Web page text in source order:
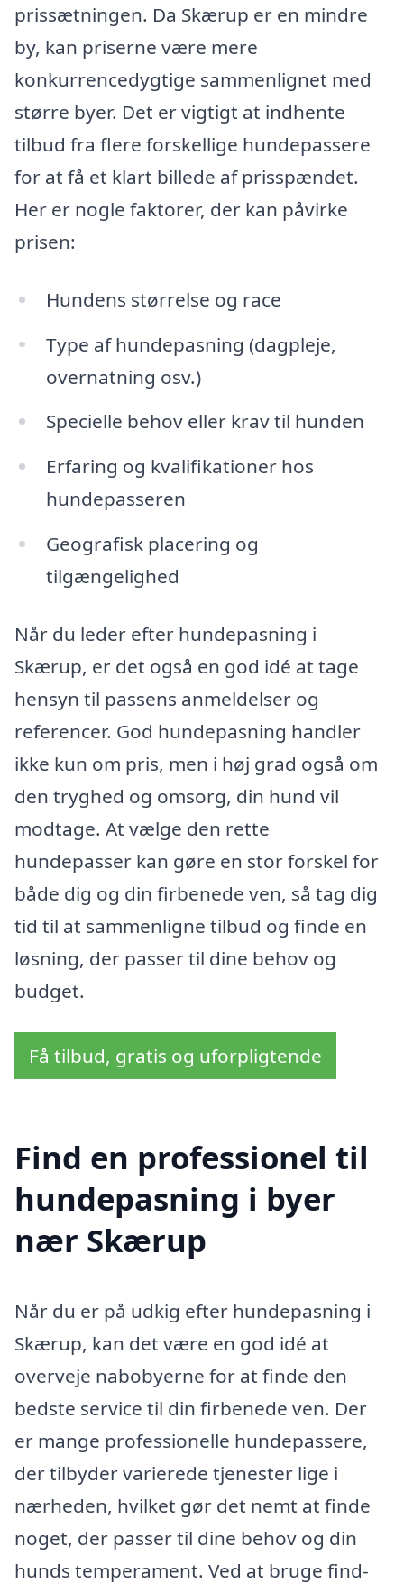
prissætningen. Da Skærup er en mindre
by, kan priserne være mere
konkurrencedygtige sammenlignet med
større byer. Det er vigtigt at indhente
tilbud fra flere forskellige hundepassere
for at få et klart billede af prisspændet.
Her er nogle faktorer, der kan påvirke
prisen:
Hundens størrelse og race
Type af hundepasning (dagpleje,
overnatning osv.)
Specielle behov eller krav til hunden
Erfaring og kvalifikationer hos
hundepasseren
Geografisk placering og
tilgængelighed
Når du leder efter hundepasning i
Skærup, er det også en god idé at tage
hensyn til passens anmeldelser og
referencer. God hundepasning handler
ikke kun om pris, men i høj grad også om
den tryghed og omsorg, din hund vil
modtage. At vælge den rette
hundepasser kan gøre en stor forskel for
både dig og din firbenede ven, så tag dig
tid til at sammenligne tilbud og finde en
løsning, der passer til dine behov og
budget.
Få tilbud, gratis og uforpligtende
Find en professionel til
hundepasning i byer
nær Skærup
Når du er på udkig efter hundepasning i
Skærup, kan det være en god idé at
overveje nabobyerne for at finde den
bedste service til din firbenede ven. Der
er mange professionelle hundepassere,
der tilbyder varierede tjenester lige i
nærheden, hvilket gør det nemt at finde
noget, der passer til dine behov og din
hunds temperament. Ved at bruge find-